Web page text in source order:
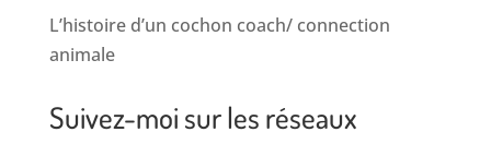
L’histoire d’un cochon coach/ connection
animale
Suivez-moi sur les réseaux